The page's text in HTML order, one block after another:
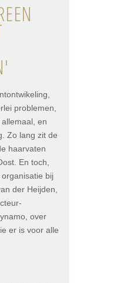
problemen,
en
Zo lang zit de
haarvaten
En toch,
bij
der Heijden,
over
er is voor alle